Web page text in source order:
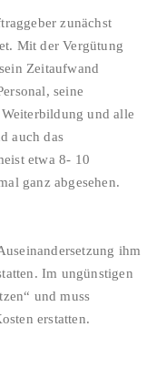
zunächst
Mit der Vergütung
Zeitaufwand
seine
und alle
auch das
etwa 8- 10
ganz abgesehen.
ihm
Im ungünstigen
und muss
erstatten.